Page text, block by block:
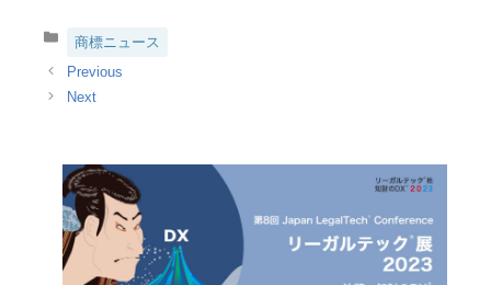
カ
ゴ
リ
商標ニュース